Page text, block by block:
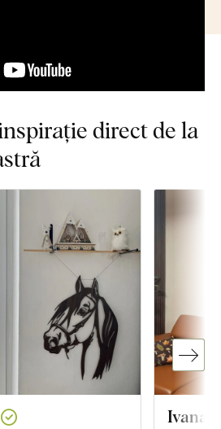
direct de la
Ivana